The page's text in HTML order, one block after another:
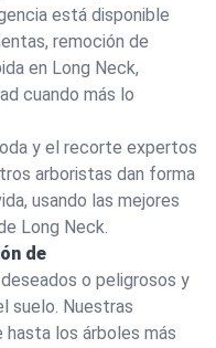
está disponible
remoción de
en Long Neck,
cuando más lo
y el recorte expertos
arboristas dan forma
usando las mejores
Long Neck.
de
o peligrosos y
suelo. Nuestras
hasta los árboles más